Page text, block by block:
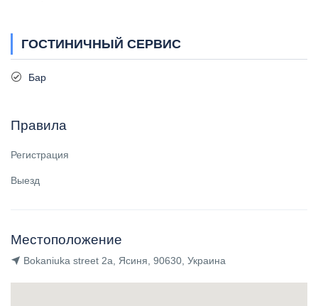
ГОСТИНИЧНЫЙ СЕРВИС
Бар
Правила
Регистрация
Выезд
Местоположение
Bokaniuka street 2a, Ясиня, 90630, Украина